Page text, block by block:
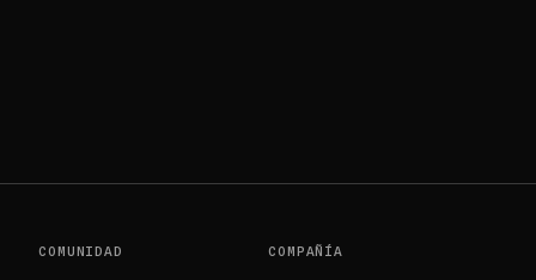
COMUNIDAD COMPAÑÍA